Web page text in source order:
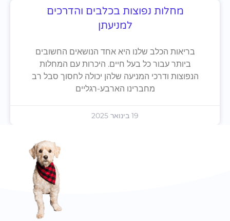
מחלות נפוצות בכלבים והדרכים
למניעתן
בריאות הכלב שלנו היא אחד הנושאים החשובים
ביותר עבור כל בעל חיים. היכרות עם המחלות
הנפוצות ודרכי המניעה שלהן יכולה לחסוך סבל רב
מחברינו הארבע-רגליים
19 בינואר 2025